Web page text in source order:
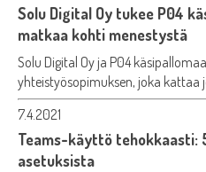
Solu Digital Oy tukee P04
matkaa kohti menestystä
Solu Digital Oy ja P04
yhteistyösopimuksen, joka kattaa
7.4.2021
Teams-käyttö tehokkaasti:
asetuksista